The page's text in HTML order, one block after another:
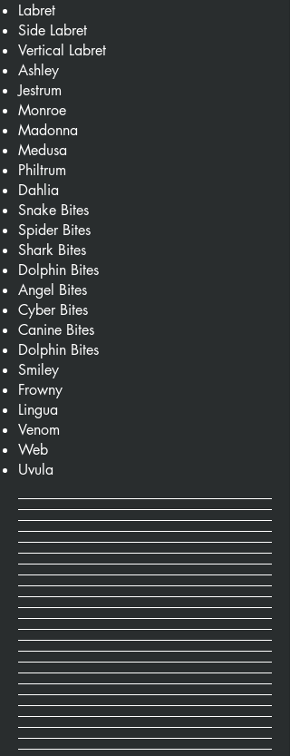
Labret
Side Labret
Vertical Labret
Ashley
Jestrum
Monroe
Madonna
Medusa
Philtrum
Dahlia
Snake Bites
Spider Bites
Shark Bites
Dolphin Bites
Angel Bites
Cyber Bites
Canine Bites
Dolphin Bites
Smiley
Frowny
Lingua
Venom
Web
Uvula